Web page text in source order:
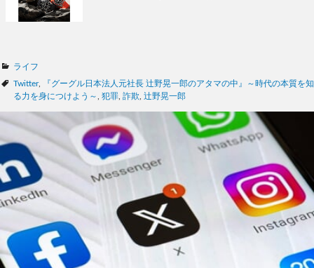
カ
テ
ゴ
ライフ
タ
グ
Twitter,
『グーグル日本法人元社長 辻野晃一郎のアタマの中』～時代の本質を知
る力を身につけよう～
犯罪 詐欺 辻野晃一郎